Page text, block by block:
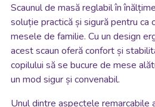
Scaunul de masă reglabil în
soluție practică și sigură pentru ca
mesele de familie. Cu un design
acest scaun oferă confort și
copilului să se bucure de mese
un mod sigur și convenabil.
Unul dintre aspectele remarcabile